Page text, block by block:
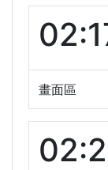
畫面區